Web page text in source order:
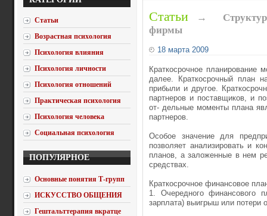
Статьи
Возрастная психология
Психология влияния
Психология личности
Психология отношений
Практическая психология
Психология человека
Социальная психология
ПОПУЛЯРНОЕ
Основные понятия Т-групп
ИСКУССТВО ОБЩЕНИЯ
Гештальттерапия вкратце
Статьи →
фирмы
18 марта 2009
Краткосрочное планирование
далее. Краткосрочный план
прибыли и другое.
партнеров и поставщиков, и
от- дельные моменты плана
партнеров.
Особое значение для
позволяет анализировать и
планов, а заложенные в нем
средствах.
Краткосрочное финансовое
1. Очередного финансового
зарплата) выигрыш или потери